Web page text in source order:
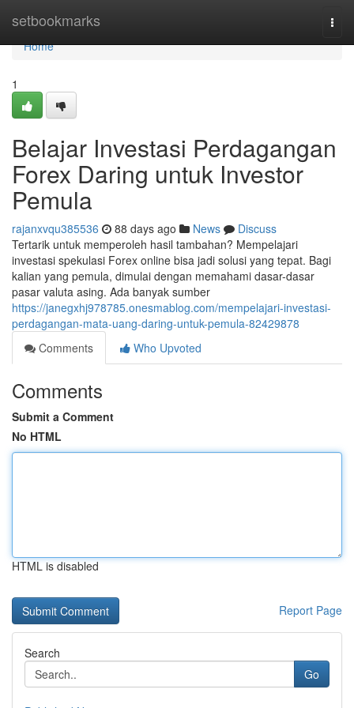
setbookmarks
Home
Home
1
Belajar Investasi Perdagangan
Forex Daring untuk Investor
Pemula
rajanxvqu385536 88 days ago News
Discuss
Tertarik untuk memperoleh hasil tambahan? Mempelajari
investasi spekulasi Forex online bisa jadi solusi yang tepat. Bagi
kalian yang pemula, dimulai dengan memahami dasar-dasar
pasar valuta asing. Ada banyak sumber
https://janegxhj978785.onesmablog.com/mempelajari-investasi-
perdagangan-mata-uang-daring-untuk-pemula-82429878
Comments
Who Upvoted
Comments
Submit a Comment
No HTML
HTML is disabled
Report Page
Search
Go